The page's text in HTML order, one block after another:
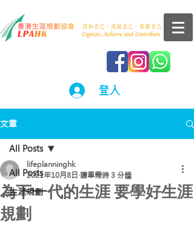
登入
文章
All Posts
生涯規劃
All Posts
為下一代的生涯 要學好生涯
規劃
lifeplanninghk
2021年10月8日 讀畢需時 3 分鐘